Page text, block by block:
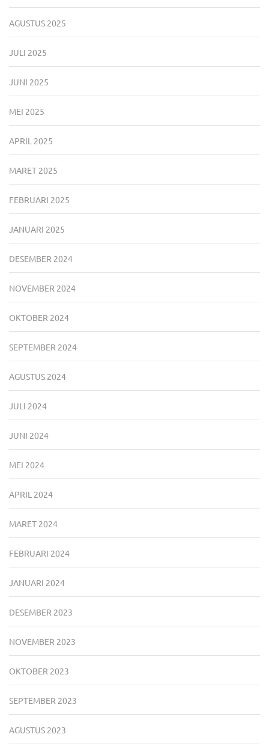
AGUSTUS 2025
JULI 2025
JUNI 2025
MEI 2025
APRIL 2025
MARET 2025
FEBRUARI 2025
JANUARI 2025
DESEMBER 2024
NOVEMBER 2024
OKTOBER 2024
SEPTEMBER 2024
AGUSTUS 2024
JULI 2024
JUNI 2024
MEI 2024
APRIL 2024
MARET 2024
FEBRUARI 2024
JANUARI 2024
DESEMBER 2023
NOVEMBER 2023
OKTOBER 2023
SEPTEMBER 2023
AGUSTUS 2023